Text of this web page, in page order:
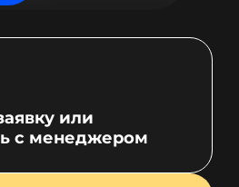
или
с менеджером